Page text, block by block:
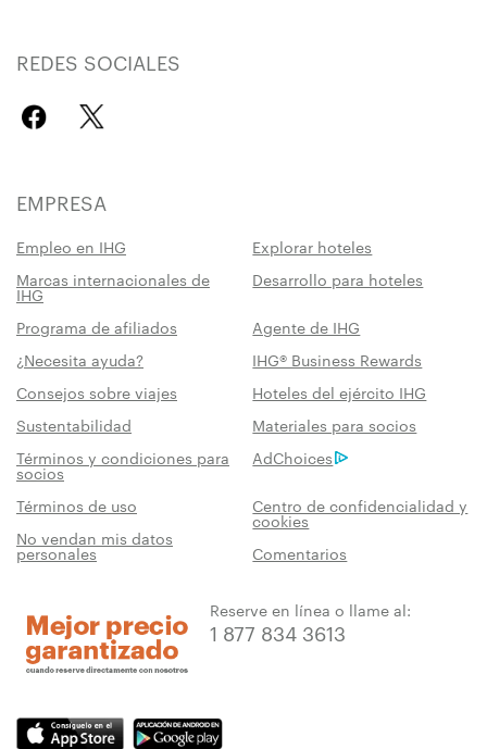
REDES SOCIALES
EMPRESA
Empleo en IHG
Explorar hoteles
Marcas internacionales de
IHG
Desarrollo para hoteles
Programa de afiliados
Agente de IHG
¿Necesita ayuda?
IHG® Business Rewards
Consejos sobre viajes
Hoteles del ejército IHG
Sustentabilidad
Materiales para socios
Términos y condiciones para
socios
AdChoices
Términos de uso Centro de confidencialidad y
cookies
No vendan mis datos
personales Comentarios
Reserve en línea o llame al:
1 877 834 3613